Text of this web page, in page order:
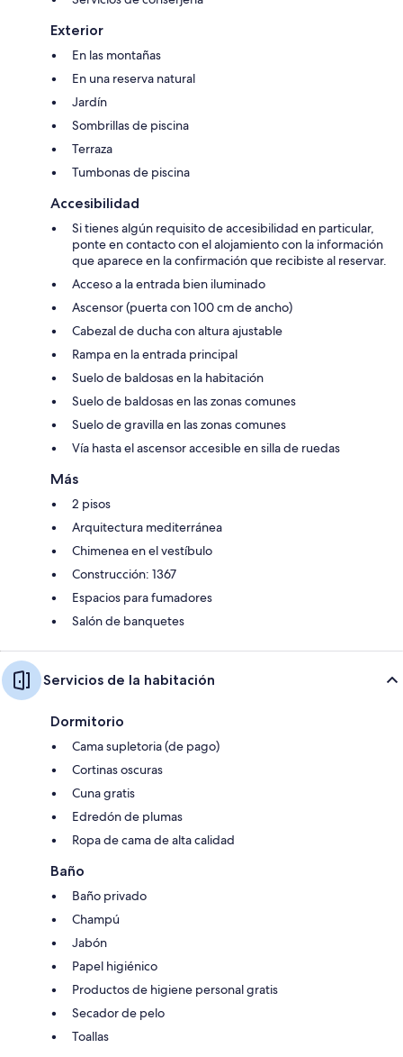
Exterior
En las montañas
En una reserva natural
Jardín
Sombrillas de piscina
Terraza
Tumbonas de piscina
Accesibilidad
Si tienes algún requisito de accesibilidad en particular,
ponte en contacto con el alojamiento con la información
que aparece en la confirmación que recibiste al reservar.
Acceso a la entrada bien iluminado
Ascensor (puerta con 100 cm de ancho)
Cabezal de ducha con altura ajustable
Rampa en la entrada principal
Suelo de baldosas en la habitación
Suelo de baldosas en las zonas comunes
Suelo de gravilla en las zonas comunes
Vía hasta el ascensor accesible en silla de ruedas
Más
2 pisos
Arquitectura mediterránea
Chimenea en el vestíbulo
Construcción: 1367
Espacios para fumadores
Salón de banquetes
Servicios de la habitación
Dormitorio
Cama supletoria (de pago)
Cortinas oscuras
Cuna gratis
Edredón de plumas
Ropa de cama de alta calidad
Baño
Baño privado
Champú
Jabón
Papel higiénico
Productos de higiene personal gratis
Secador de pelo
Toallas